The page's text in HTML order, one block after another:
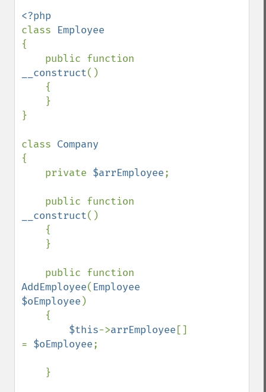
class
{
__construct()
}
class
{
    private
$arrEmployee;
__construct()
AddEmployee( Employee
$oEmployee )
$this->arrEmployee []
= $oEmployee;